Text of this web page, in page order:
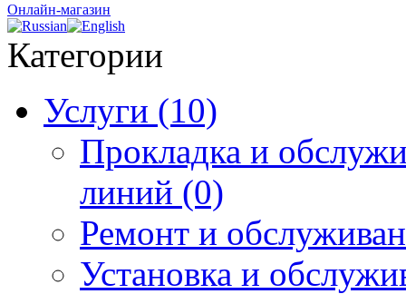
Онлайн-магазин
Категории
Услуги (10)
Прокладка и
линий (0)
Ремонт и
Установка и